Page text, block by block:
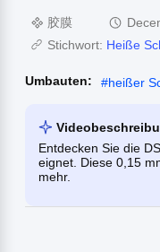
胶膜
Stichwort: Heiße
Umbauten: #heißer
Entdecken Sie die
eignet. Diese 0,15
mehr.